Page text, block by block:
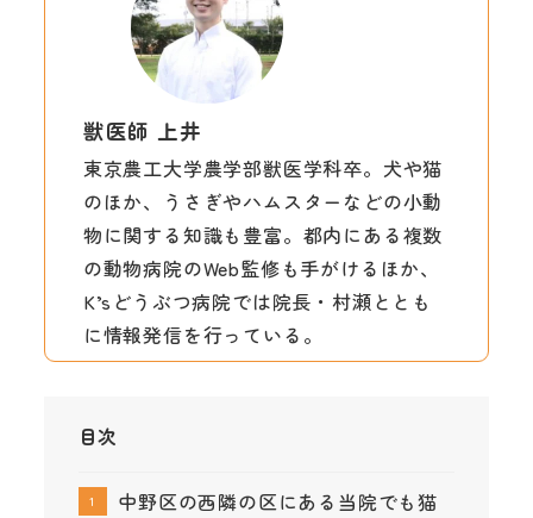
獣医師 上井
東京農工大学農学部獣医学科卒。犬や猫
のほか、うさぎやハムスターなどの小動
物に関する知識も豊富。都内にある複数
の動物病院のWeb監修も手がけるほか、
K’sどうぶつ病院では院長・村瀬ととも
に情報発信を行っている。
目次
中野区の西隣の区にある当院でも猫